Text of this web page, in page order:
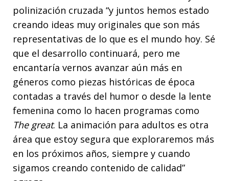
polinización cruzada “y juntos hemos estado
creando ideas muy originales que son más
representativas de lo que es el mundo hoy. Sé
que el desarrollo continuará, pero me
encantaría vernos avanzar aún más en
géneros como piezas históricas de época
contadas a través del humor o desde la lente
femenina como lo hacen programas como
The great. La animación para adultos es otra
área que estoy segura que exploraremos más
en los próximos años, siempre y cuando
sigamos creando contenido de calidad”